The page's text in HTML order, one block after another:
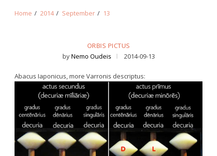
Home 2014 September 13
ORBIS PICTUS
byNemo Oudeis 2014-09-13
Abacus Iaponicus, more Varronis descriptus: